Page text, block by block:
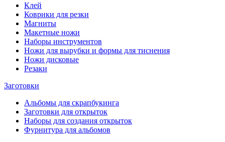
Клей
Коврики для резки
Магниты
Макетные ножи
Наборы инструментов
Ножи для вырубки и формы для тиснения
Ножи дисковые
Резаки
Заготовки
Альбомы для скрапбукинга
Заготовки для открыток
Наборы для создания открыток
Фурнитура для альбомов